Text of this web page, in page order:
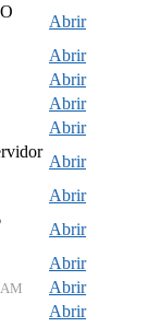
Abrir
Abrir
Abrir
Abrir
Abrir
Abrir
Abrir
Abrir
Abrir
Abrir
Abrir